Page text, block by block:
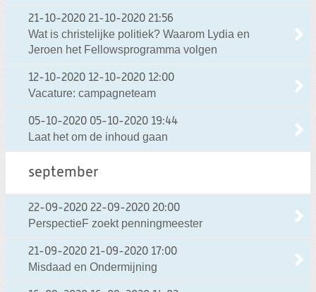
21-10-2020 21-10-2020 21:56
Wat is christelijke politiek? Waarom Lydia en
Jeroen het Fellowsprogramma volgen
12-10-2020 12-10-2020 12:00
Vacature: campagneteam
05-10-2020 05-10-2020 19:44
Laat het om de inhoud gaan
september
22-09-2020 22-09-2020 20:00
PerspectieF zoekt penningmeester
21-09-2020 21-09-2020 17:00
Misdaad en Ondermijning